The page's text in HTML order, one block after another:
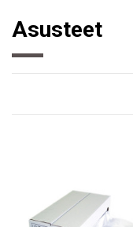
Asusteet